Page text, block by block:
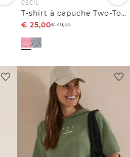
CECIL
T-shirt à capuche Two-Tone
€ 25,00€49,99